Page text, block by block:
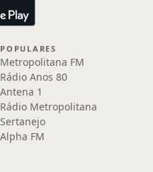
POPULARES
Metropolitana FM
Rádio Anos 80
Antena 1
Rádio Metropolitana
Sertanejo
Alpha FM